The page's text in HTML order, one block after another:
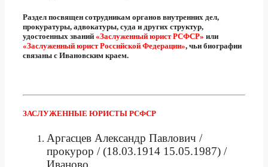
Раздел посвящен сотрудникам органов внутренних дел,
прокуратуры, адвокатуры, суда и других структур,
удостоенных званий «Заслуженный юрист РСФСР» или
«Заслуженный юрист Российской Федерации», чьи биографии
связаны с Ивановским краем.
ЗАСЛУЖЕННЫЕ ЮРИСТЫ РСФСР
Аргасцев Александр Павлович /
прокурор / (18.03.1914 15.05.1987) /
Иваново